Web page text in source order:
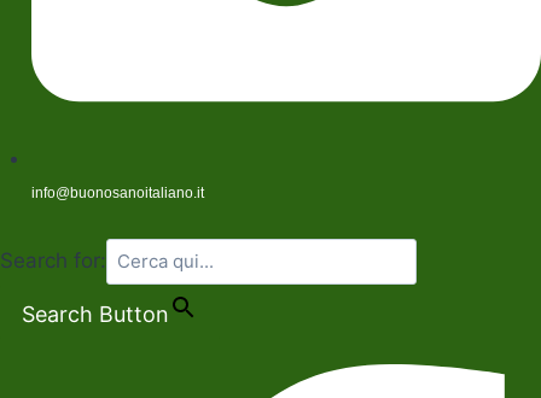
info@buonosanoitaliano.it
Search for:
Search Button